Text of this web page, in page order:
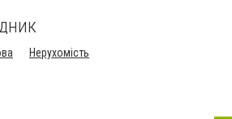
Нерухомість